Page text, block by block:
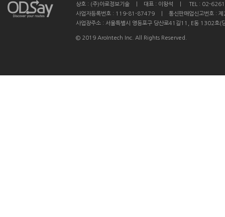
상호 : (주)아로정보기술 ㅣ 대표 : 이왕석 ㅣ TEL : 02-
사업자등록번호 : 119-81-87479 ㅣ 통신판매업신고번호 :
사업장주소 : 서울특별시 영등포구 당산로41길11, E동 1302호(
© 2019 AroIntech Inc. All Rights Reserved.